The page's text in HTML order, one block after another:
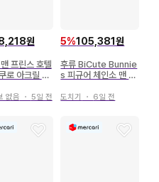
원
프린스 호텔
로 아크릴 스
없음 ・ 5일 전
5%105,381원
후류 BiCute Bunnie
s 피규어 체인소 맨 레
도치기 ・ 6일 전